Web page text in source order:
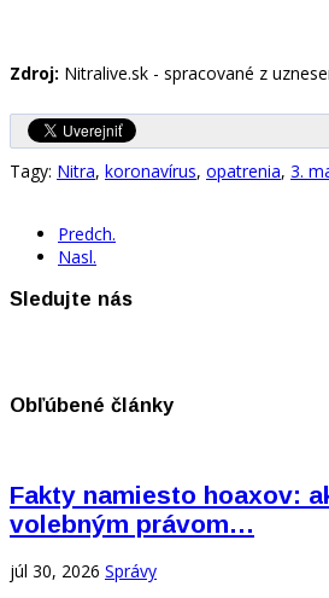
Zdroj: Nitralive.sk - spracované z
Tagy: Nitra, koronavírus, opatrenia, 3.
Predch.
Nasl.
Sledujte nás
Obľúbené články
Fakty namiesto hoaxov:
volebným právom…
júl 30, 2026 Správy